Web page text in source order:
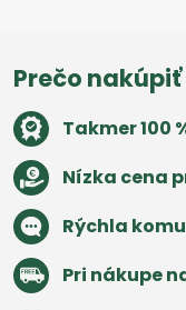
Prečo nakúpiť
Takmer 100
Nízka cena
Rýchla
Pri nákupe